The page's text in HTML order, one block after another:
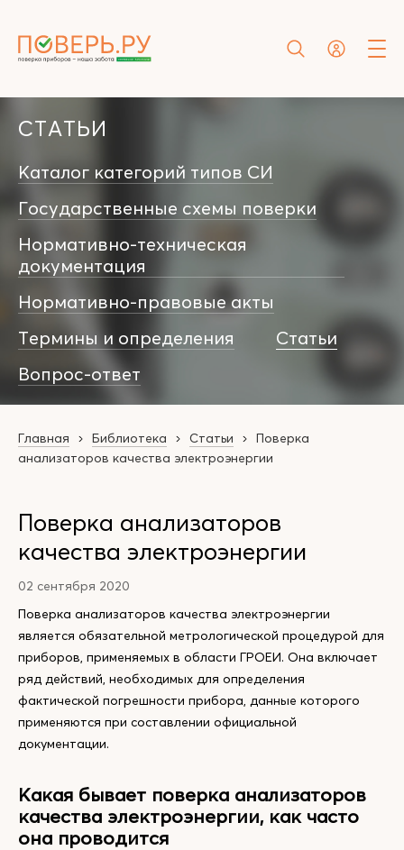
СТАТЬИ
Каталог категорий типов СИ
Государственные схемы поверки
Нормативно-техническая
документация
Нормативно-правовые акты
Термины и определения
Статьи
Вопрос-ответ
Главная Библиотека Статьи
Поверка
анализаторов качества электроэнергии
Поверка анализаторов
качества электроэнергии
02 сентября 2020
Поверка анализаторов качества электроэнергии
является обязательной метрологической процедурой для
приборов, применяемых в области ГРОЕИ. Она включает
ряд действий, необходимых для определения
фактической погрешности прибора, данные которого
применяются при составлении официальной
документации.
Какая бывает поверка анализаторов
качества электроэнергии, как часто
она проводится